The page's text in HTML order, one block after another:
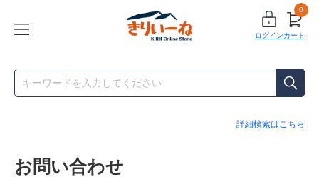
ログイン
0
カート
詳細検索はこちら
お問い合わせ